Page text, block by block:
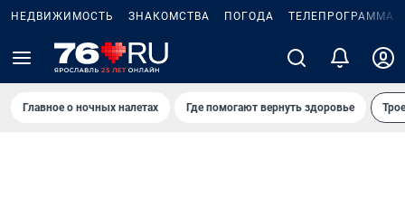
НЕДВИЖИМОСТЬ ЗНАКОМСТВА ПОГОДА ТЕЛЕПРОГРАММА
Главное о ночных налетах Где помогают вернуть здоровье